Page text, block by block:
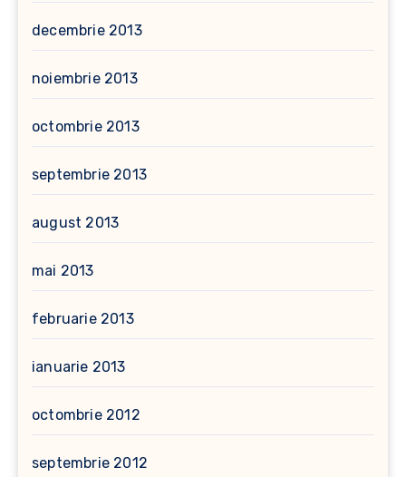
decembrie 2013
noiembrie 2013
octombrie 2013
septembrie 2013
august 2013
mai 2013
februarie 2013
ianuarie 2013
octombrie 2012
septembrie 2012